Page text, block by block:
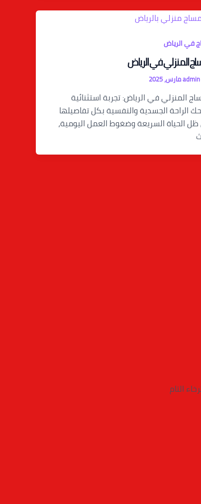
في الرياض
المنزلي في الرياض
admin
المنزلي في الرياض: تجربة استثنائية
الراحة الجسدية والنفسية بكل تفاصيلها
الحياة السريعة وضغوط العمل اليومية،
التام